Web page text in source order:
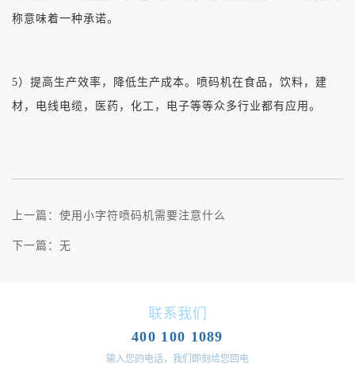
称意味着一种承诺。
5）提高生产效率，降低生产成本。喷码机在食品，饮料，建
材，电线电缆，医药，化工，电子等等众多行业都有应用。
上一篇： 使用小字符喷码机需要注意什么
下一篇： 无
联系我们
400 100 1089
输入您的电话，我们即刻给您回电